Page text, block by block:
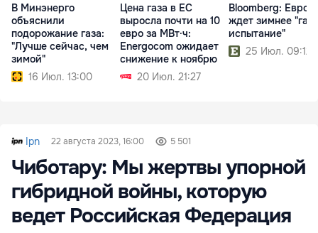
В Минэнерго
объяснили
подорожание газа:
"Лучше сейчас, чем
зимой"
16 Июл. 13:00
Цена газа в ЕС
выросла почти на 10
евро за МВт·ч:
Energocom ожидает
снижение к ноябрю
20 Июл. 21:27
Bloomberg:
ждет зимнее
испытание"
25 Июл. 09:12
Ipn 22 августа 2023, 16:00 5 501
Чиботару: Мы жертвы упорной
гибридной войны, которую
ведет Российская Федерация